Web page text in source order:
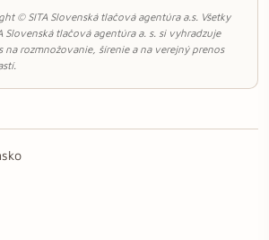
© SITA Slovenská tlačová agentúra a.s. Všetky
Slovenská tlačová agentúra a. s. si vyhradzuje
na rozmnožovanie, šírenie a na verejný prenos